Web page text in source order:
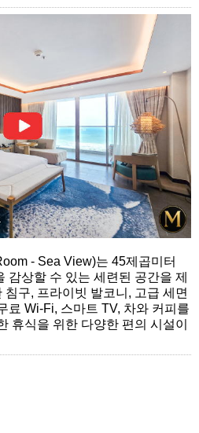
- Sea View)는 45제곱미터
감상할 수 있는 세련된 공간을 제
구, 프라이빗 발코니, 고급 세면
료 Wi-Fi, 스마트 TV, 차와 커피를
휴식을 위한 다양한 편의 시설이